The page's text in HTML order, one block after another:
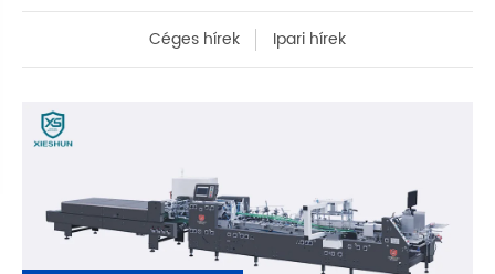
Céges hírek Ipari hírek